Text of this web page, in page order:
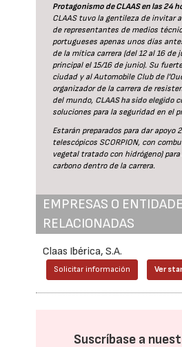
Protagonismo de CLAAS en las 24
CLAAS tuvo la gentileza de invitar
de representantes de medios
portugueses apenas unos días
de la mítica carrera (del 12 al 16 de
principal el 15/16 de junio). Su
ciudad y al Automobile Club de
organizador de la carrera de
del mundo, CLAAS ha sido elegido
soluciones para la seguridad en el
Estarán preparados para dar apoyo
telescópicos SCORPION, con
vegetal tratado con hidrógeno)
carbono dentro de la carrera.
EMPRESAS O
RELACIONADAS
Claas Ibérica, S.A.
Solicitar información Ver
Suscríbase a